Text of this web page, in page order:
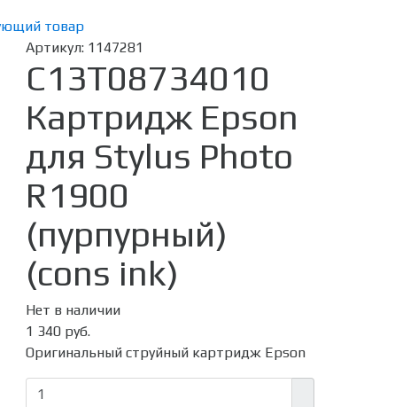
товар
Артикул: 1147281
C13T08734010
Картридж Epson
для Stylus Photo
R1900
(пурпурный)
(cons ink)
Нет в наличии
1 340 руб.
Оригинальный струйный картридж Epson